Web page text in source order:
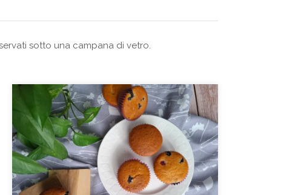
sotto una campana di vetro.